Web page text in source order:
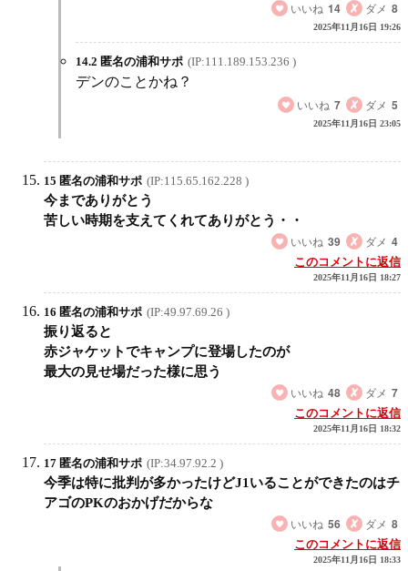
いいね 14 ダメ 8
2025年11月16日 19:26
14.2 匿名の浦和サポ (IP:111.189.153.236 )
デンのことかね？
いいね 7 ダメ 5
2025年11月16日 23:05
15 匿名の浦和サポ (IP:115.65.162.228 )
今までありがとう
苦しい時期を支えてくれてありがとう・・
いいね 39 ダメ 4
このコメントに返信
2025年11月16日 18:27
16 匿名の浦和サポ (IP:49.97.69.26 )
振り返ると
赤ジャケットでキャンプに登場したのが
最大の見せ場だった様に思う
いいね 48 ダメ 7
このコメントに返信
2025年11月16日 18:32
17 匿名の浦和サポ (IP:34.97.92.2 )
今季は特に批判が多かったけどJ1いることができたのはチ
アゴのPKのおかげだからな
いいね 56 ダメ 8
このコメントに返信
2025年11月16日 18:33